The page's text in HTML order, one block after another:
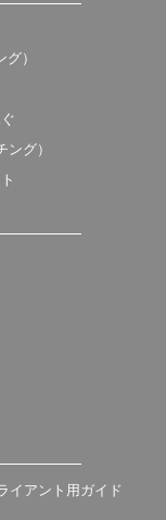
）
グ）
イアント用ガイド